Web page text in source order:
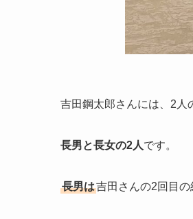
吉田鋼太郎さんには、2人
長男と長女の2人です。
長男は吉田さんの2回目の